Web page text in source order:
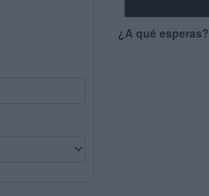
¿A qué esperas?